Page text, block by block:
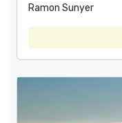
Ramon Sunyer